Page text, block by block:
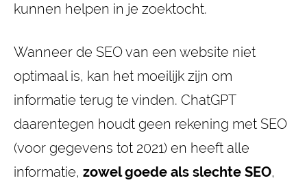
kunnen helpen in je zoektocht.
Wanneer de SEO van een website niet
optimaal is, kan het moeilijk zijn om
informatie terug te vinden. ChatGPT
daarentegen houdt geen rekening met SEO
(voor gegevens tot 2021) en heeft alle
informatie, zowel goede als slechte SEO,